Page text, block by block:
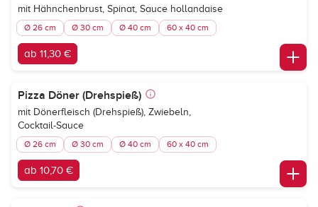
mit Hähnchenbrust, Spinat, Sauce hollandaise
Ø 26 cm Ø 30 cm Ø 40 cm 60 x 40 cm
ab 11,30 €
Pizza Döner (Drehspieß)
mit Dönerfleisch (Drehspieß), Zwiebeln,
Cocktail-Sauce
Ø 26 cm Ø 30 cm Ø 40 cm 60 x 40 cm
ab 10,70 €